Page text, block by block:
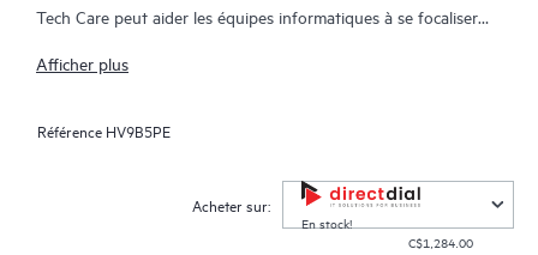
Tech Care peut aider les équipes informatiques à se focaliser
chercher proactivement de meilleures méthodes de travail,
spécialistes produit et fournit des conseils techniques généraux,
qui aideront les Clients à réduire les risques et à trouver des
méthodes de travail plus efficaces. Les Clients du service HPE
Afficher plus
Référence HV9B5PE
Acheter sur:
En stock!
C$1,284.00